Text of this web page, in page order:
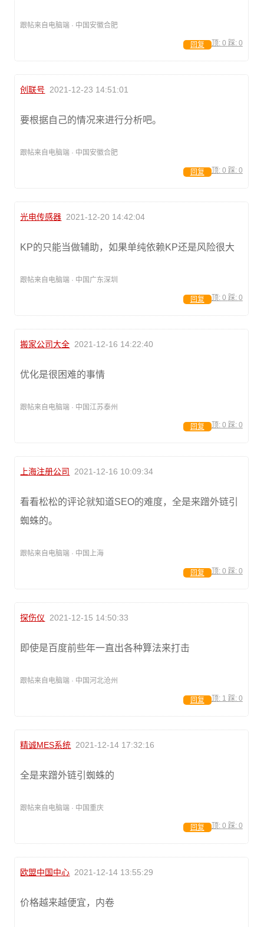
跟帖来自电脑端 · 中国安徽合肥
顶: 0 踩: 0
回复
创联号 2021-12-23 14:51:01
要根据自己的情况来进行分析吧。
跟帖来自电脑端 · 中国安徽合肥
顶: 0 踩: 0
回复
光电传感器 2021-12-20 14:42:04
KP的只能当做辅助，如果单纯依赖KP还是风险很大
跟帖来自电脑端 · 中国广东深圳
顶: 0 踩: 0
回复
搬家公司大全 2021-12-16 14:22:40
优化是很困难的事情
跟帖来自电脑端 · 中国江苏泰州
顶: 0 踩: 0
回复
上海注册公司 2021-12-16 10:09:34
看看松松的评论就知道SEO的难度，全是来蹭外链引
蜘蛛的。
跟帖来自电脑端 · 中国上海
顶: 0 踩: 0
回复
探伤仪 2021-12-15 14:50:33
即使是百度前些年一直出各种算法来打击
跟帖来自电脑端 · 中国河北沧州
顶: 1 踩: 0
回复
精诚MES系统 2021-12-14 17:32:16
全是来蹭外链引蜘蛛的
跟帖来自电脑端 · 中国重庆
顶: 0 踩: 0
回复
欧盟中国中心 2021-12-14 13:55:29
价格越来越便宜，内卷